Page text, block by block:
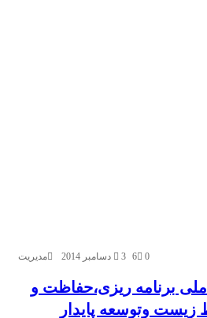
مدیریت 3 دسامبر 2014 0
6
برنامه ریزی،حفاظت و
وتوسعه پایدار